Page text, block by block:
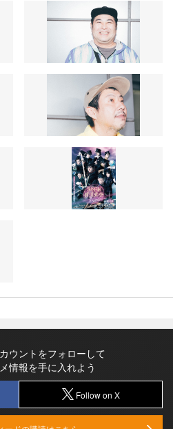
ウントをフォローして
情報を手に入れよう
Follow on X